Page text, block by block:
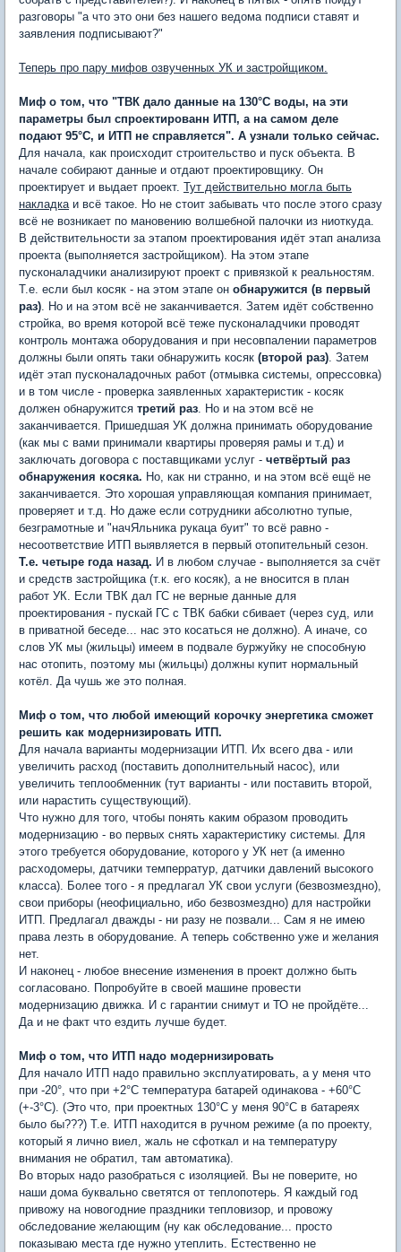
разговоры "а что это они без нашего ведома подписи ставят и
заявления подписывают?"
Теперь про пару мифов озвученных УК и застройщиком.
Миф о том, что "ТВК дало данные на 130°С воды, на эти
параметры был спроектированн ИТП, а на самом деле
подают 95°С, и ИТП не справляется". А узнали только сейчас.
Для начала, как происходит строительство и пуск объекта. В
начале собирают данные и отдают проектировщику. Он
проектирует и выдает проект. Тут действительно могла быть
накладка и всё такое. Но не стоит забывать что после этого сразу
всё не возникает по мановению волшебной палочки из ниоткуда.
В действительности за этапом проектирования идёт этап анализа
проекта (выполняется застройщиком). На этом этапе
пусконаладчики анализируют проект с привязкой к реальностям.
Т.е. если был косяк - на этом этапе он обнаружится (в первый
раз) . Но и на этом всё не заканчивается. Затем идёт собственно
стройка, во время которой всё теже пусконаладчики проводят
контроль монтажа оборудования и при несовпалении параметров
должны были опять таки обнаружить косяк (второй раз) . Затем
идёт этап пусконаладочных работ (отмывка системы, опрессовка)
и в том числе - проверка заявленных характеристик - косяк
должен обнаружится третий раз . Но и на этом всё не
заканчивается. Пришедшая УК должна принимать оборудование
(как мы с вами принимали квартиры проверяя рамы и т.д) и
заключать договора с поставщиками услуг - четвёртый раз
обнаружения косяка. Но, как ни странно, и на этом всё ещё не
заканчивается. Это хорошая управляющая компания принимает,
проверяет и т.д. Но даже если сотрудники абсолютно тупые,
безграмотные и "начЯльника рукаца буит" то всё равно -
несоответствие ИТП выявляется в первый отопительный сезон.
Т.е. четыре года назад. И в любом случае - выполняется за счёт
и средств застройщика (т.к. его косяк), а не вносится в план
работ УК. Если ТВК дал ГС не верные данные для
проектирования - пускай ГС с ТВК бабки сбивает (через суд, или
в приватной беседе... нас это косаться не должно). А иначе, со
слов УК мы (жильцы) имеем в подвале буржуйку не способную
нас отопить, поэтому мы (жильцы) должны купит нормальный
котёл. Да чушь же это полная.
Миф о том, что любой имеющий корочку энергетика сможет
решить как модернизировать ИТП.
Для начала варианты модернизации ИТП. Их всего два - или
увеличить расход (поставить дополнительный насос), или
увеличить теплообменник (тут варианты - или поставить второй,
или нарастить существующий).
Что нужно для того, чтобы понять каким образом проводить
модернизацию - во первых снять характеристику системы. Для
этого требуется оборудование, которого у УК нет (а именно
расходомеры, датчики темперратур, датчики давлений высокого
класса). Более того - я предлагал УК свои услуги (безвозмездно),
свои приборы (неофициально, ибо безвозмездно) для настройки
ИТП. Предлагал дважды - ни разу не позвали... Сам я не имею
права лезть в оборудование. А теперь собственно уже и желания
нет.
И наконец - любое внесение изменения в проект должно быть
согласовано. Попробуйте в своей машине провести
модернизацию движка. И с гарантии снимут и ТО не пройдёте...
Да и не факт что ездить лучше будет.
Миф о том, что ИТП надо модернизировать
Для начало ИТП надо правильно эксплуатировать, а у меня что
при -20°, что при +2°С температура батарей одинакова - +60°С
(+-3°С). (Это что, при проектных 130°С у меня 90°С в батареях
было бы???) Т.е. ИТП находится в ручном режиме (а по проекту,
который я лично виел, жаль не сфоткал и на температуру
внимания не обратил, там автоматика).
Во вторых надо разобраться с изоляцией. Вы не поверите, но
наши дома буквально светятся от теплопотерь. Я каждый год
привожу на новогодние праздники тепловизор, и провожу
обследование желающим (ну как обследование... просто
показываю места где нужно утеплить. Естественно не